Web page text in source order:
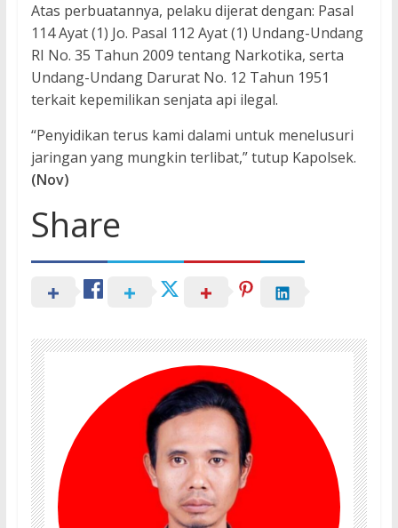
Atas perbuatannya, pelaku dijerat dengan: Pasal
114 Ayat (1) Jo. Pasal 112 Ayat (1) Undang-Undang
RI No. 35 Tahun 2009 tentang Narkotika, serta
Undang-Undang Darurat No. 12 Tahun 1951
terkait kepemilikan senjata api ilegal.
“Penyidikan terus kami dalami untuk menelusuri
jaringan yang mungkin terlibat,” tutup Kapolsek.
(Nov)
Share